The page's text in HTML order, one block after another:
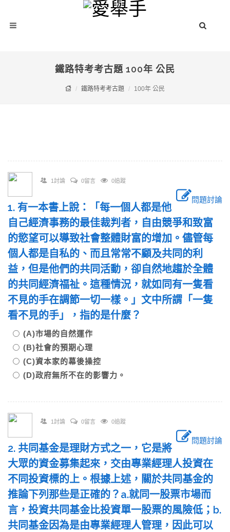
鐵路特考考古題 100年 公民
鐵路特考考古題 100年 公民
1討論 0留言 0追蹤
問題討論
1. 有一本書上說：「每一個人都是他
自己經濟事務的最佳裁判者，自由競爭和致富
的慾望可以導致社會整體財富的增加。儘管每
個人都是自私的、而且常常不顧及共同的利
益，但是他們的共同活動，卻自然地趨於全體
的共同經濟福祉。這種情況，就如同有一隻看
不見的手在調節一切一樣。」文中所謂「一隻
看不見的手」，指的是什麼？
(A)市場的自然運作
(B)社會的預期心理
(C)資本家的幕後操控
(D)政府無所不在的影響力。
1討論 0留言 0追蹤
問題討論
2. 共同基金是理財方式之一，它是將
大眾的資金募集起來，交由專業經理人投資在
不同投資標的上。根據上述，關於共同基金的
推論下列那些是正確的？a.就同一股票市場而
言，投資共同基金比投資單一股票的風險低；b.
共同基金因為是由專業經理人管理，因此可以